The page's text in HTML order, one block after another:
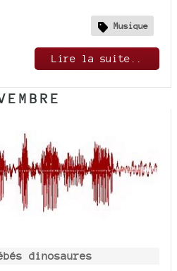
Musique
Lire la suite..
dinosaures